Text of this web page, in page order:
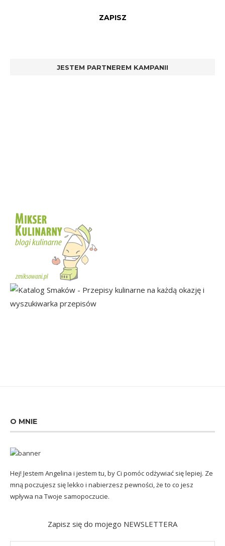
JESTEM PARTNEREM KAMPANII
O MNIE
Hej! Jestem Angelina i jestem tu, by Ci pomóc odżywiać się lepiej. Ze
mną poczujesz się lekko i nabierzesz pewności, że to co jesz
wpływa na Twoje samopoczucie.
Zapisz się do mojego NEWSLETTERA